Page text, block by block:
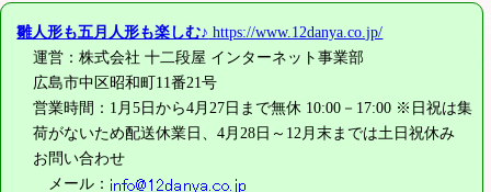
雛人形も五月人形も楽しむ♪ https://www.12danya.co.jp/
運営：株式会社 十二段屋 インターネット事業部
広島市中区昭和町11番21号
営業時間：1月5日から4月27日まで無休 10:00－17:00 ※日祝は集
荷がないため配送休業日、4月28日～12月末までは土日祝休み
お問い合わせ
メール：